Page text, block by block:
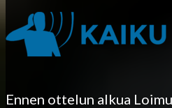
Ennen ottelun alkua